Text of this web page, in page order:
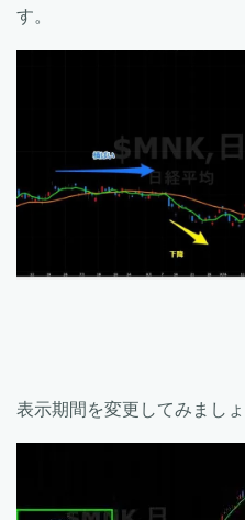
す。
表示期間を変更してみましょ